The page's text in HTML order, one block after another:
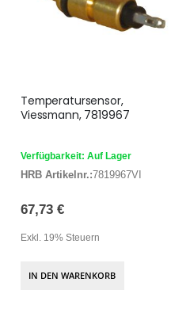
Temperatursensor,
Viessmann, 7819967
Verfügbarkeit: Auf Lager
HRB Artikelnr.:7819967VI
67,73 €
Exkl. 19% Steuern
IN DEN WARENKORB